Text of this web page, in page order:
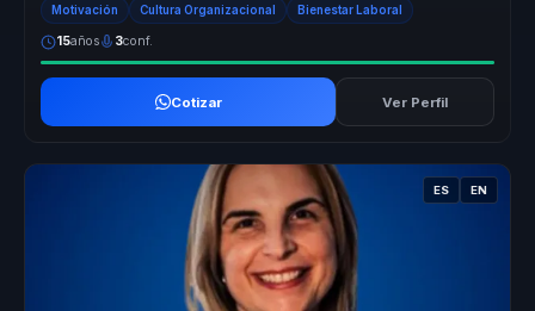
Motivación Cultura Organizacional Bienestar Laboral
15años 3conf.
Cotizar Ver Perfil
ES EN